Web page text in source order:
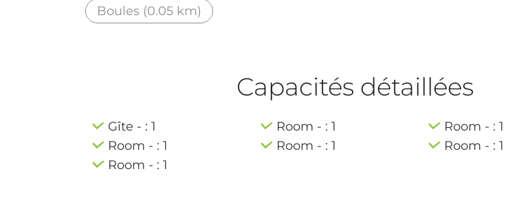
Boules (0.05 km)
Capacités détaillées
Gîte - : 1 Room - : 1
Room - : 1
Room - : 1
Room - : 1
Room - : 1
Room - : 1